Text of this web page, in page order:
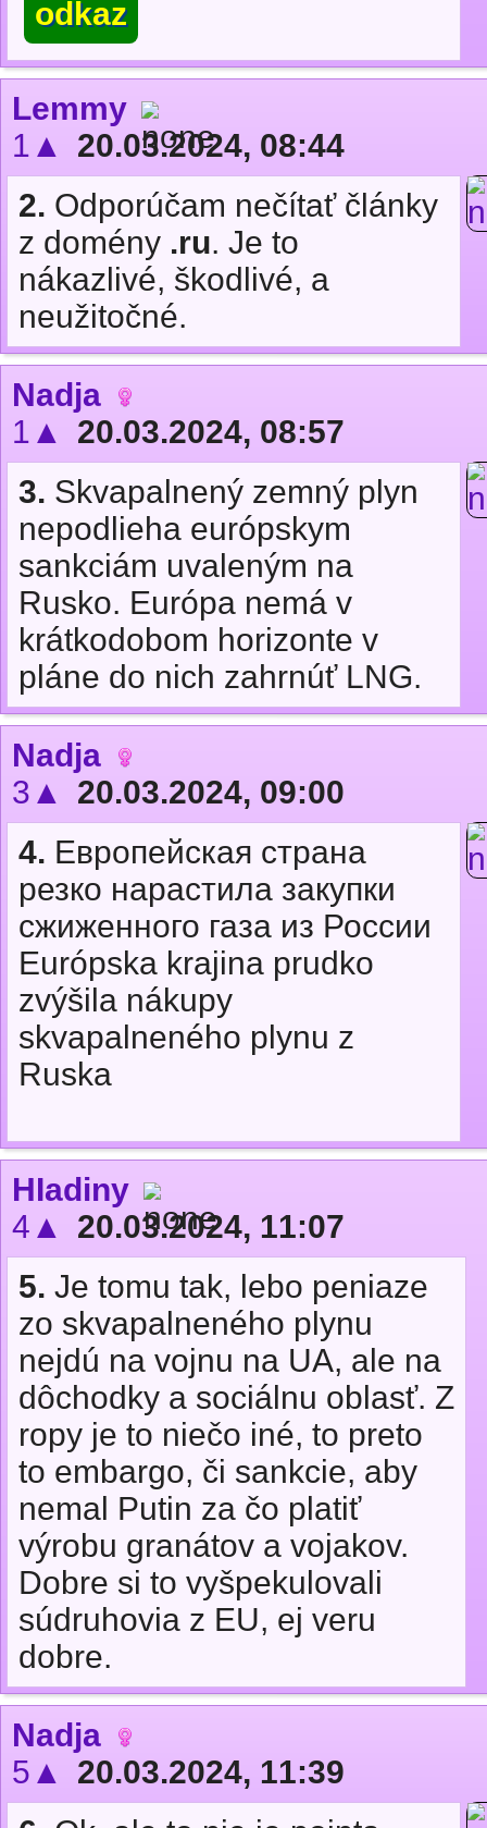
odkaz
Lemmy
1▲
20.03.2024, 08:44
2. Odporúčam nečítať články
z domény .ru. Je to
nákazlivé, škodlivé, a
neužitočné.
Nadja
1▲
20.03.2024, 08:57
3. Skvapalnený zemný plyn
nepodlieha európskym
sankciám uvaleným na
Rusko. Európa nemá v
krátkodobom horizonte v
pláne do nich zahrnúť LNG.
Nadja
3▲
20.03.2024, 09:00
4. Европейская страна
резко нарастила закупки
сжиженного газа из России
Európska krajina prudko
zvýšila nákupy
skvapalneného plynu z
Ruska
HIadiny
4▲
20.03.2024, 11:07
5. Je tomu tak, lebo peniaze
zo skvapalneného plynu
nejdú na vojnu na UA, ale na
dôchodky a sociálnu oblasť. Z
ropy je to niečo iné, to preto
to embargo, či sankcie, aby
nemal Putin za čo platiť
výrobu granátov a vojakov.
Dobre si to vyšpekulovali
súdruhovia z EU, ej veru
dobre.
Nadja
5▲
20.03.2024, 11:39